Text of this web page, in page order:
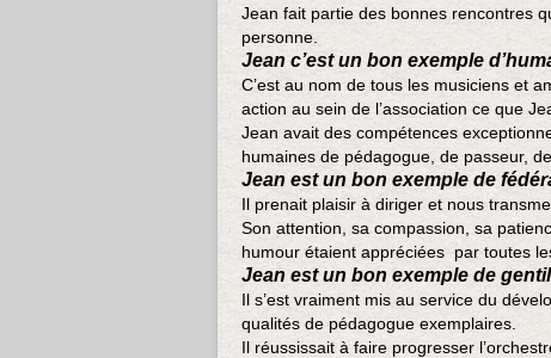
Jean fait partie des bonnes rencontres
personne.
Jean c’est un bon exemple
C’est au nom de tous les musiciens et
action au sein de l’association ce que
Jean avait des compétences
humaines de pédagogue, de passeur,
Jean est un bon exemple de
Il prenait plaisir à diriger et nous
Son attention, sa compassion, sa
humour étaient appréciées par toutes
Jean est un bon exemple de
Il s’est vraiment mis au service du
qualités de pédagogue exemplaires.
Il réussissait à faire progresser